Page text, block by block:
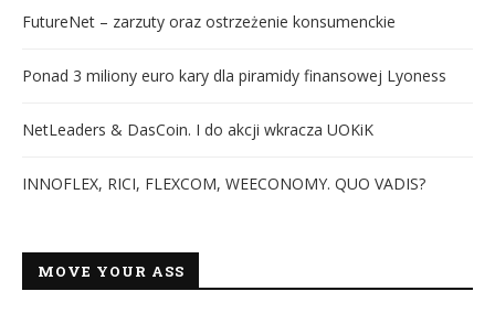
FutureNet – zarzuty oraz ostrzeżenie konsumenckie
Ponad 3 miliony euro kary dla piramidy finansowej Lyoness
NetLeaders & DasCoin. I do akcji wkracza UOKiK
INNOFLEX, RICI, FLEXCOM, WEECONOMY. QUO VADIS?
MOVE YOUR ASS